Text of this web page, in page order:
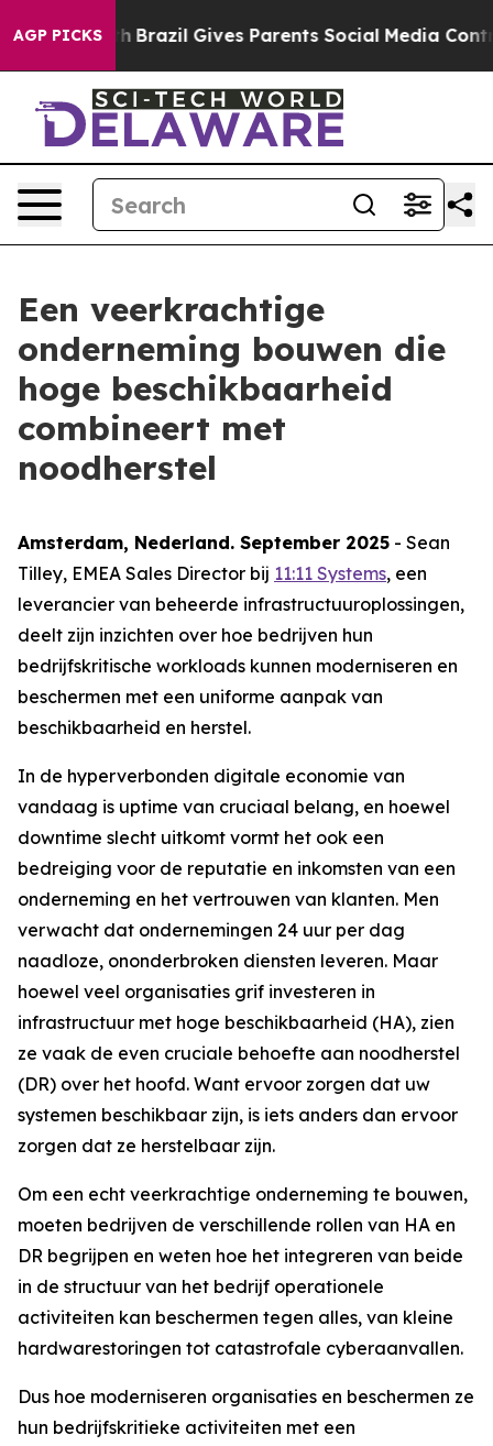
AGP PICKS
Youth Brazil Gives Parents Social Media Controls for
Een veerkrachtige
onderneming bouwen die
hoge beschikbaarheid
combineert met
noodherstel
Amsterdam, Nederland. September 2025 - Sean
Tilley, EMEA Sales Director bij 11:11 Systems, een
leverancier van beheerde infrastructuuroplossingen,
deelt zijn inzichten over hoe bedrijven hun
bedrijfskritische workloads kunnen moderniseren en
beschermen met een uniforme aanpak van
beschikbaarheid en herstel.
In de hyperverbonden digitale economie van
vandaag is uptime van cruciaal belang, en hoewel
downtime slecht uitkomt vormt het ook een
bedreiging voor de reputatie en inkomsten van een
onderneming en het vertrouwen van klanten. Men
verwacht dat ondernemingen 24 uur per dag
naadloze, ononderbroken diensten leveren. Maar
hoewel veel organisaties grif investeren in
infrastructuur met hoge beschikbaarheid (HA), zien
ze vaak de even cruciale behoefte aan noodherstel
(DR) over het hoofd. Want ervoor zorgen dat uw
systemen beschikbaar zijn, is iets anders dan ervoor
zorgen dat ze herstelbaar zijn.
Om een echt veerkrachtige onderneming te bouwen,
moeten bedrijven de verschillende rollen van HA en
DR begrijpen en weten hoe het integreren van beide
in de structuur van het bedrijf operationele
activiteiten kan beschermen tegen alles, van kleine
hardwarestoringen tot catastrofale cyberaanvallen.
Dus hoe moderniseren organisaties en beschermen ze
hun bedrijfskritieke activiteiten met een